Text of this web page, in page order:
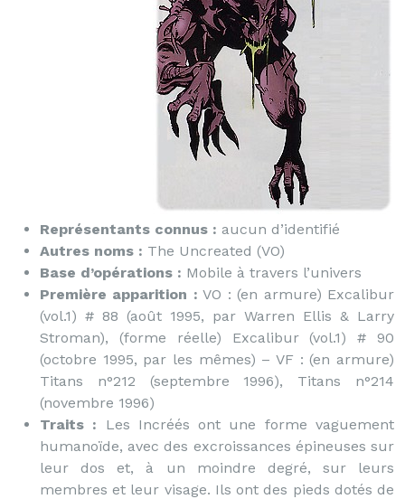
Représentants connus : aucun d’identifié
Autres noms : The Uncreated (VO)
Base d’opérations : Mobile à travers l’univers
Première apparition : VO : (en armure) Excalibur
(vol.1) # 88 (août 1995, par Warren Ellis & Larry
Stroman), (forme réelle) Excalibur (vol.1) # 90
(octobre 1995, par les mêmes) – VF : (en armure)
Titans n°212 (septembre 1996), Titans n°214
(novembre 1996)
Traits : Les Incréés ont une forme vaguement
humanoïde, avec des excroissances épineuses sur
leur dos et, à un moindre degré, sur leurs
membres et leur visage. Ils ont des pieds dotés de